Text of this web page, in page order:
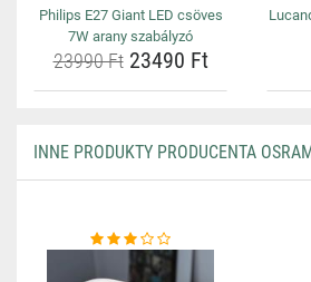
Philips E27 Giant LED csöves
7W arany szabályzó
23990 Ft23490 Ft
INNE PRODUKTY PRODUCENTA